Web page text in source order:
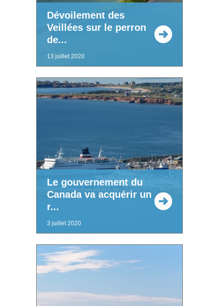
Dévoilement des
Veillées sur le perron
de...
13 juillet 2020
Le gouvernement du
Canada va acquérir un
r...
3 juillet 2020